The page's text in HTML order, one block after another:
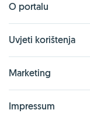
O portalu
Uvjeti korištenja
Marketing
Impressum